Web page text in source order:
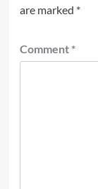
are marked *
Comment *